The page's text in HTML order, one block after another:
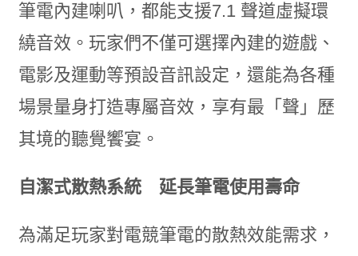
筆電內建喇叭，都能支援7.1 聲道虛擬環
繞音效。玩家們不僅可選擇內建的遊戲、
電影及運動等預設音訊設定，還能為各種
場景量身打造專屬音效，享有最「聲」歷
其境的聽覺饗宴。
自潔式散熱系統 延長筆電使用壽命
為滿足玩家對電競筆電的散熱效能需求，